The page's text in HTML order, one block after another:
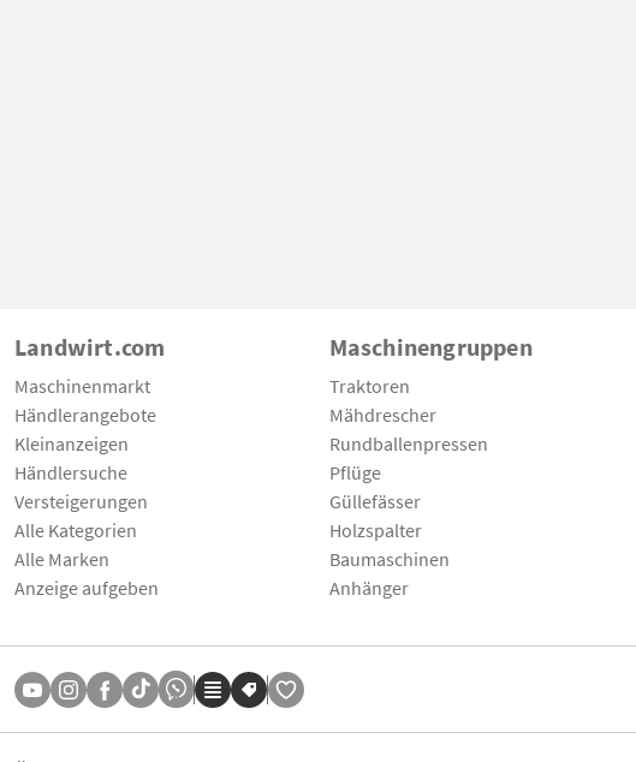
Landwirt.com
Maschinenmarkt
Händlerangebote
Kleinanzeigen
Händlersuche
Versteigerungen
Alle Kategorien
Alle Marken
Anzeige aufgeben
Maschinengruppen
Traktoren
Mähdrescher
Rundballenpressen
Pflüge
Güllefässer
Holzspalter
Baumaschinen
Anhänger